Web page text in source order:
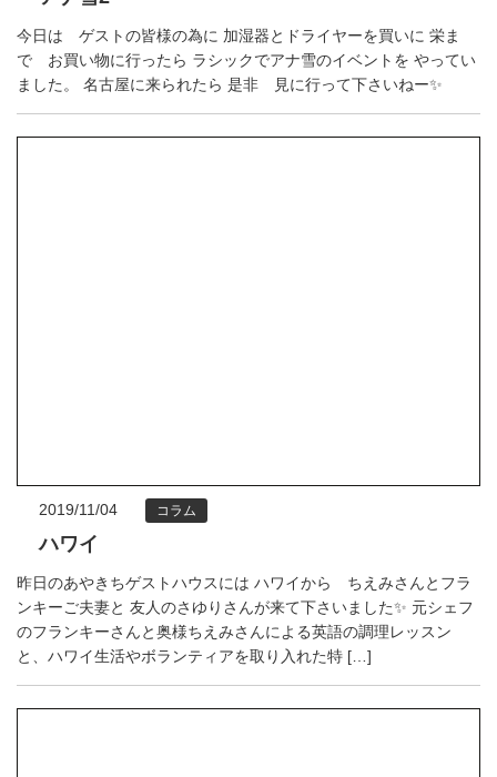
今日は ゲストの皆様の為に 加湿器とドライヤーを買いに 栄ま
で お買い物に行ったら ラシックでアナ雪のイベントを やってい
ました。 名古屋に来られたら 是非 見に行って下さいねー✨
2019/11/04 コラム
ハワイ
昨日のあやきちゲストハウスには ハワイから ちえみさんとフラ
ンキーご夫妻と 友人のさゆりさんが来て下さいました✨ 元シェフ
のフランキーさんと奥様ちえみさんによる英語の調理レッスン
と、ハワイ生活やボランティアを取り入れた特 […]